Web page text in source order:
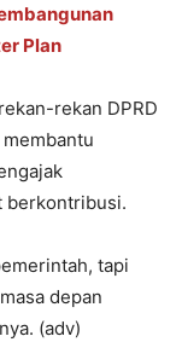
Plan
rekan DPRD
berkontribusi.
tapi
depan
(adv)